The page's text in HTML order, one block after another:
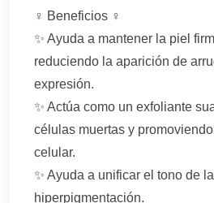
‍♀️ Beneficios ‍♀️
✨ Ayuda a mantener la piel
reduciendo la aparición de
expresión.
✨ Actúa como un exfoliante
células muertas y
celular.
✨ Ayuda a unificar el tono de
hiperpigmentación.